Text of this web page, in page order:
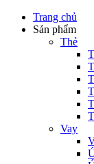
Trang chủ
Sản phẩm
Thẻ
Vay